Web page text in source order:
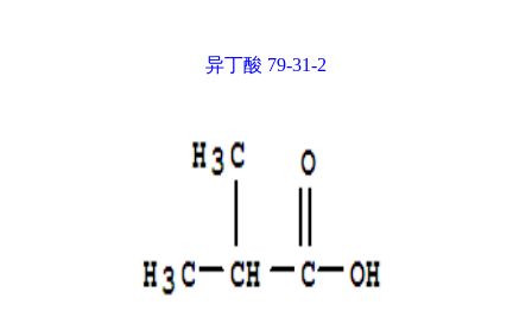
异丁酸 79-31-2